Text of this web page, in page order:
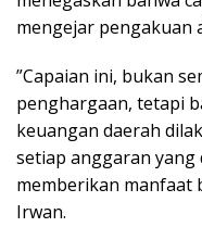
mengejar pengakuan
​”Capaian ini, bukan
penghargaan, tetapi
keuangan daerah
setiap anggaran
memberikan manfaat
Irwan.